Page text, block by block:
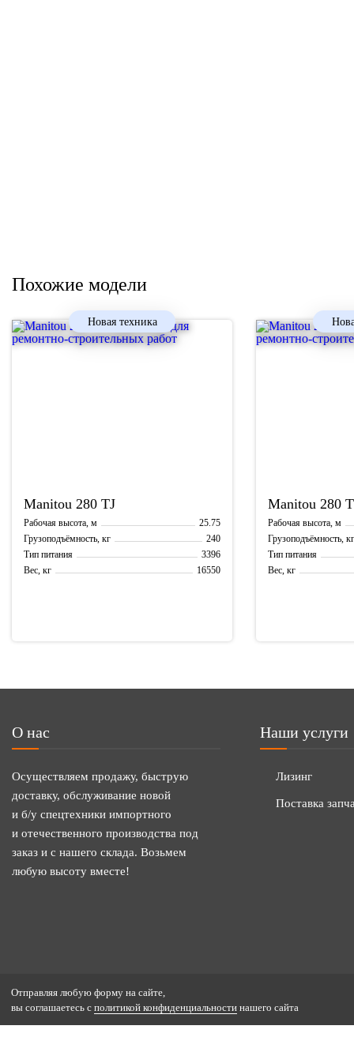
Похожие модели
Новая техника
Manitou 280 TJ
Рабочая высота, м
25.75
Грузоподъёмность, кг
240
Тип питания
3396
Вес, кг
16550
Manitou 280
Рабочая высота, м
Грузоподъёмность, кг
Тип питания
Вес, кг
О нас
Осуществляем продажу, быструю
доставку, обслуживание новой
и б/у спецтехники импортного
и отечественного производства под
заказ и с нашего склада. Возьмем
любую высоту вместе!
Наши услуги
Лизинг
Поставка
Отправляя любую форму на сайте,
вы соглашаетесь с политикой конфиденциальности нашего сайта